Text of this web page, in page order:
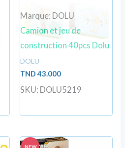
Marque: DOLU
Camion et jeu de
construction 40pcs Dolu
DOLU
TND 43.000
SKU: DOLU5219
NEW